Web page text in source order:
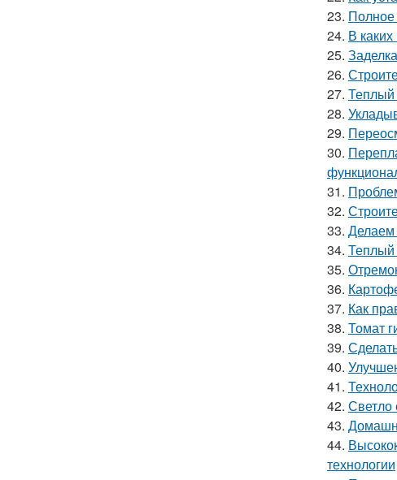
23. Полное
24. В
25.
26.
27. Теплый
28.
29.
30.
31.
32.
33. Делаем
34. Теплый
35.
36.
37. Как
38. Томат
39.
40.
41.
42. Светло
43.
44.
технологии